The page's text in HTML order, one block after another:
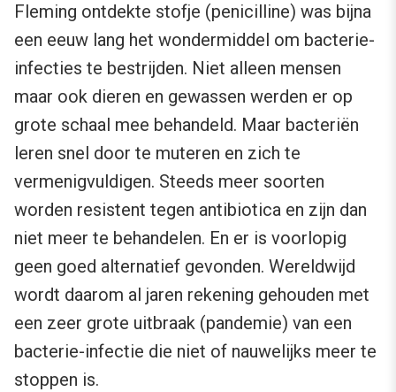
Fleming ontdekte stofje (penicilline) was bijna
een eeuw lang het wondermiddel om bacterie-
infecties te bestrijden. Niet alleen mensen
maar ook dieren en gewassen werden er op
grote schaal mee behandeld. Maar bacteriën
leren snel door te muteren en zich te
vermenigvuldigen. Steeds meer soorten
worden resistent tegen antibiotica en zijn dan
niet meer te behandelen. En er is voorlopig
geen goed alternatief gevonden. Wereldwijd
wordt daarom al jaren rekening gehouden met
een zeer grote uitbraak (pandemie) van een
bacterie-infectie die niet of nauwelijks meer te
stoppen is.